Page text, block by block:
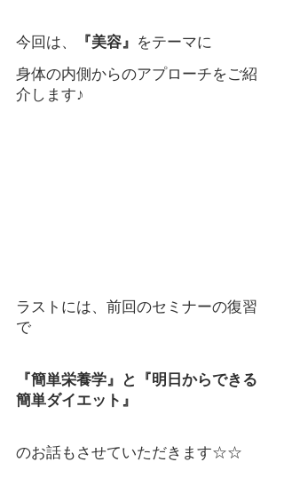
今回は、 『美容』 をテーマに
身体の内側からのアプローチをご紹
介します♪
ラストには、前回のセミナーの復習
で
『簡単栄養学』と『明日からできる
簡単ダイエット』
のお話もさせていただきます☆☆